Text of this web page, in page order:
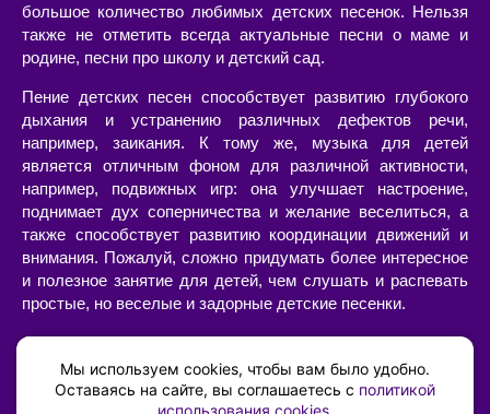
большое количество любимых детских песенок. Нельзя
также не отметить всегда актуальные песни о маме и
родине, песни про школу и детский сад.
Пение детских песен способствует развитию глубокого
дыхания и устранению различных дефектов речи,
например, заикания. К тому же, музыка для детей
является отличным фоном для различной активности,
например, подвижных игр: она улучшает настроение,
поднимает дух соперничества и желание веселиться, а
также способствует развитию координации движений и
внимания. Пожалуй, сложно придумать более интересное
и полезное занятие для детей, чем слушать и распевать
простые, но веселые и задорные детские песенки.
Слушать или скачать детские песни с текстами и
минусами, современные или старые, в хорошем качестве
можно на нашем сайте. Большой выбор песен для детей
Мы используем cookies, чтобы вам было удобно.
Оставаясь на сайте, вы соглашаетесь с политикой
использования cookies.